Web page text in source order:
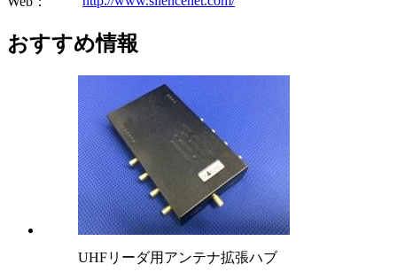
おすすめ情報
UHFリーダ用アンテナ拡張ハブ